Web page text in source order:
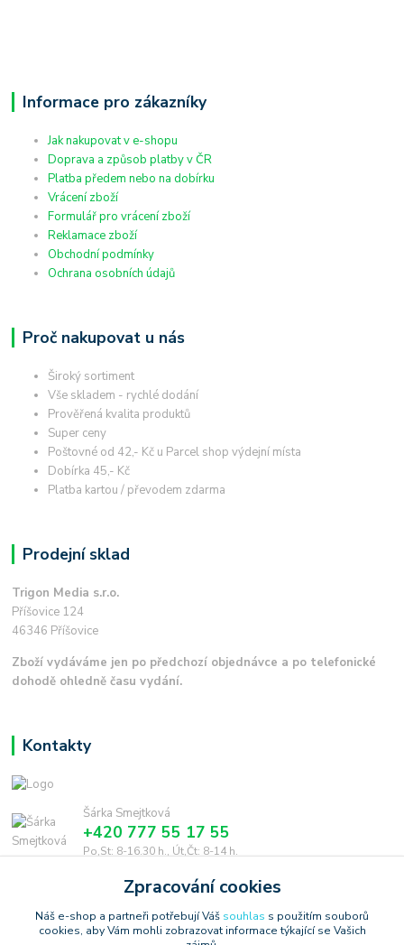
Informace pro zákazníky
Jak nakupovat v e-shopu
Doprava a způsob platby v ČR
Platba předem nebo na dobírku
Vrácení zboží
Formulář pro vrácení zboží
Reklamace zboží
Obchodní podmínky
Ochrana osobních údajů
Proč nakupovat u nás
Široký sortiment
Vše skladem - rychlé dodání
Prověřená kvalita produktů
Super ceny
Poštovné od 42,- Kč u Parcel shop výdejní místa
Dobírka 45,- Kč
Platba kartou / převodem zdarma
Prodejní sklad
Trigon Media s.r.o.
Příšovice 124
46346 Příšovice
Zboží vydáváme jen po předchozí objednávce a po telefonické
dohodě ohledně času vydání.
Kontakty
Šárka Smejtková
+420 777 55 17 55
Po,St: 8-16.30 h., Út,Čt: 8-14 h.
smejtkova@trigonmedia.czZpracování cookies
Náš e-shop a partneři potřebují Váš souhlas s použitím souborů
cookies, aby Vám mohli zobrazovat informace týkající se Vašich